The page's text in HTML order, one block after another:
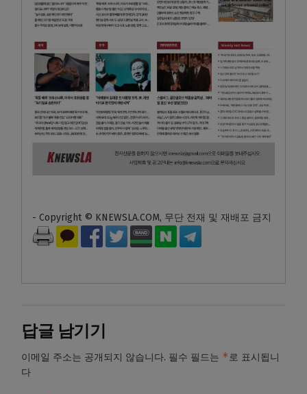
- Copyright © KNEWSLA.COM, 무단 전재 및 재배포 금지
답글 남기기
이메일 주소는 공개되지 않습니다. 필수 필드는 *로 표시됩니
다